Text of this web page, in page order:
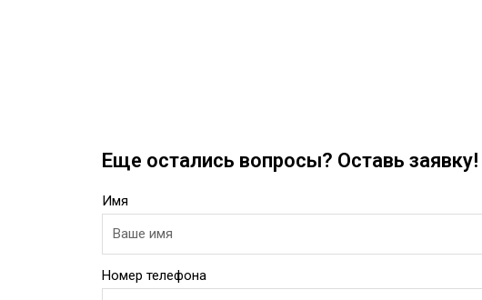
Еще остались вопросы? Оставь заявку!
Имя
Номер телефона